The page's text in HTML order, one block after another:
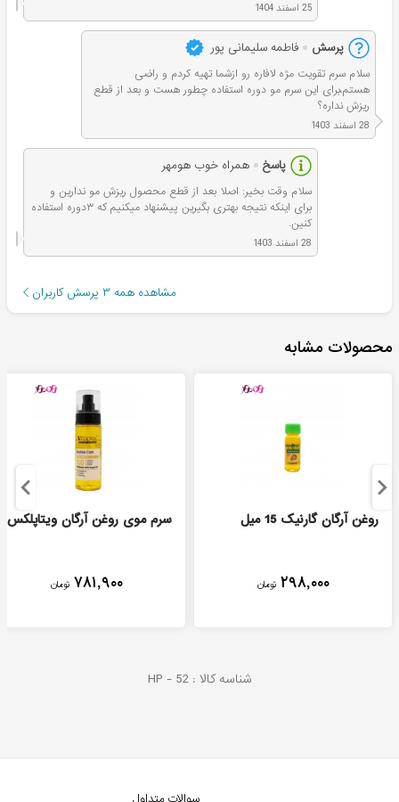
25 اسفند 1404
پرسش فاطمه سلیمانی پور
سلام سرم تقویت مژه لافاره رو ازشما تهیه کردم و راضی
هستم،برای این سرم مو دوره استفاده چطور هست و بعد از قطع
ریزش نداره؟
28 اسفند 1403
پاسخ همراه خوب هومهر
سلام وقت بخير: اصلا بعد از قطع محصول ریزش مو ندارین و
برای اینکه نتیجه بهتری بگیرین پیشنهاد میکنیم که ۳دوره استفاده
کنین.
28 اسفند 1403
مشاهده همه ۳ پرسش کاربران
محصولات مشابه
روغن آرگان گارنیک 15 میل
۲۹۸,۰۰۰ تومان
سرم موی روغن آرگان ویتاپلکس
۷۸۱,۹۰۰ تومان
شناسه کالا : HP - 52